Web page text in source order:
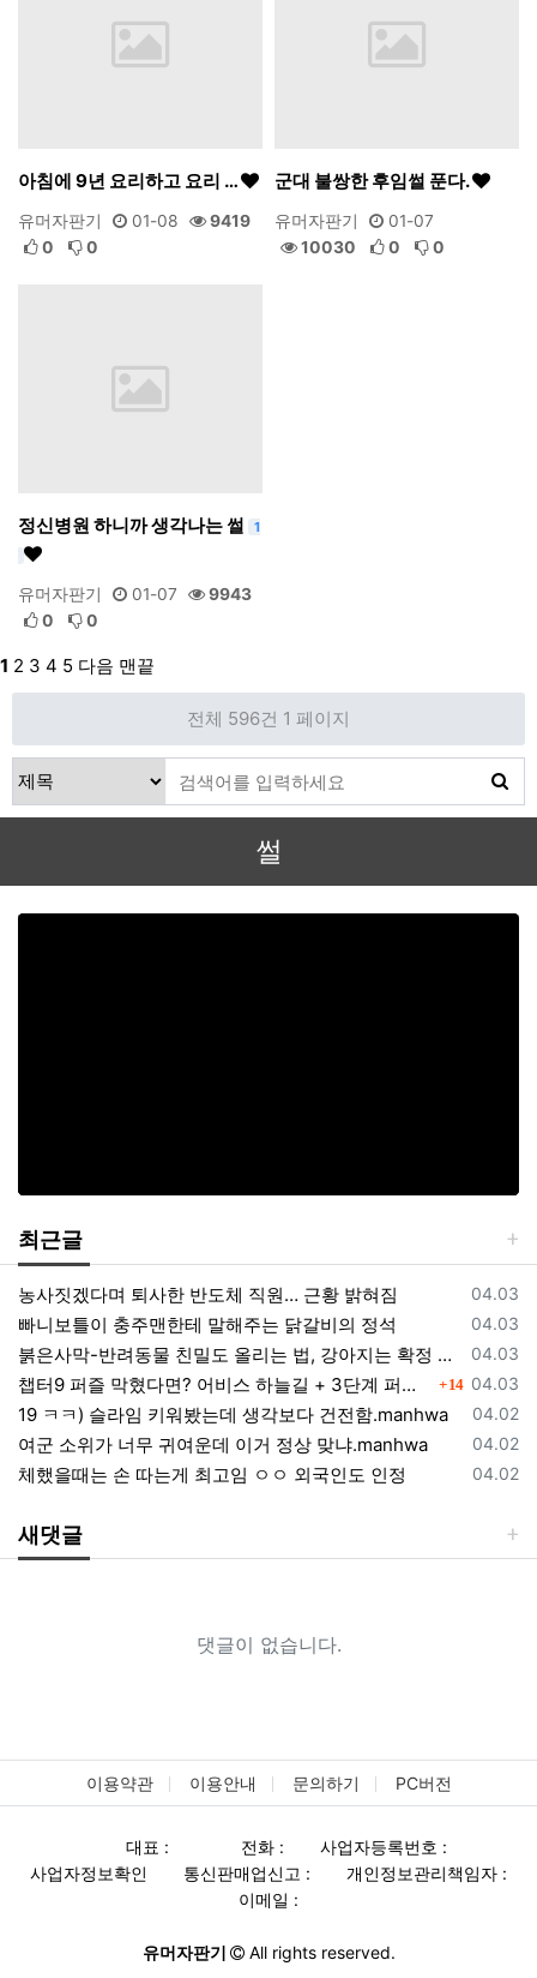
아침에 9년 요리하고 요리 …
유머자판기 01-08
9419
0
0
군대 불쌍한 후임썰 푼다.
유머자판기
01-07
10030
0 0
정신병원 하니까 생각나는 썰 1
유머자판기 01-07
9943
0
0
1 2 3 4 5 다음 맨끝
전체 596건 1 페이지
썰
최근글
등록일
04.03
농사짓겠다며 퇴사한 반도체 직원… 근황 밝혀짐
등록일
04.03
빠니보틀이 충주맨한테 말해주는 닭갈비의 정석
등록일
04.03
붉은사막-반려동물 친밀도 올리는 법, 강아지는 확정 고양이는 조건 확인
등록일
04.03
챕터9 퍼즐 막혔다면? 어비스 하늘길 + 3단계 퍼즐 공략 순서 정리 (길찾기 포함) 댓글
14
등록일
04.02
19 ㅋㅋ) 슬라임 키워봤는데 생각보다 건전함.manhwa
등록일
04.02
여군 소위가 너무 귀여운데 이거 정상 맞냐.manhwa
등록일
04.02
체했을때는 손 따는게 최고임 ㅇㅇ 외국인도 인정
새댓글
댓글이 없습니다.
이용약관 이용안내 문의하기 PC버전
대표 : 전화 :
사업자등록번호 :
사업자정보확인
통신판매업신고 :
개인정보관리책임자 :
이메일 :
유머자판기 All rights reserved.